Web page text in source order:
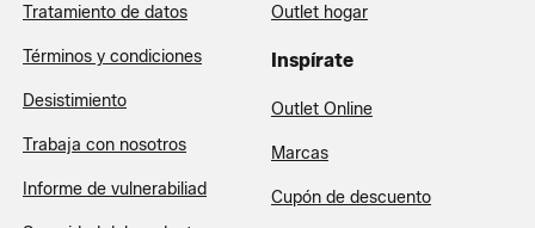
Tratamiento de datos
Términos y condiciones
Desistimiento
Trabaja con nosotros
Informe de vulnerabiliad
Outlet hogar
Inspírate
Outlet Online
Marcas
Cupón de descuento